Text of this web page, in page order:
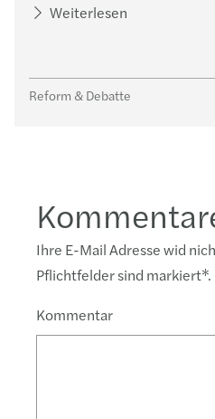
Weiterlesen
Reform & Debatte
Ihre E-Mail Adresse wid
Pflichtfelder sind markiert*.
Kommentar